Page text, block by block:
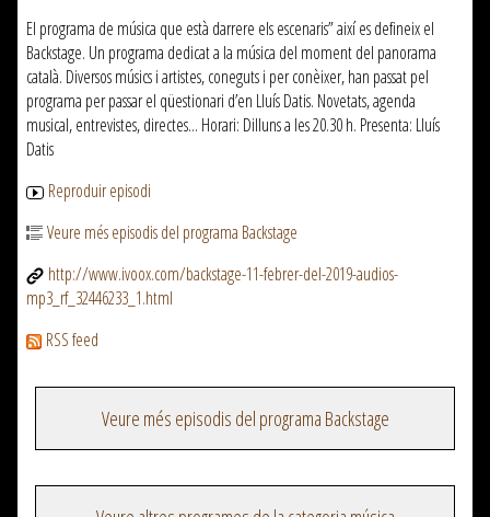
El programa de música que està darrere els escenaris” així es defineix el
Backstage. Un programa dedicat a la música del moment del panorama
català. Diversos músics i artistes, coneguts i per conèixer, han passat pel
programa per passar el qüestionari d’en Lluís Datis. Novetats, agenda
musical, entrevistes, directes... Horari: Dilluns a les 20.30 h. Presenta: Lluís
Datis
Reproduir episodi
Veure més episodis del programa Backstage
http://www.ivoox.com/backstage-11-febrer-del-2019-audios-
mp3_rf_32446233_1.html
RSS feed
Veure més episodis del programa Backstage